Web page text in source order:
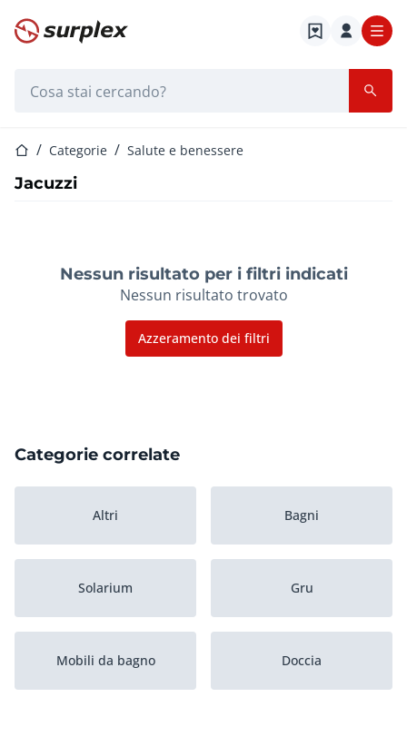
Home
Home Categorie Salute e benessere
Jacuzzi
Nessun risultato per i filtri indicati
Nessun risultato trovato
Azzeramento dei filtri
Categorie correlate
Altri Bagni
Solarium Gru
Mobili da bagno Doccia